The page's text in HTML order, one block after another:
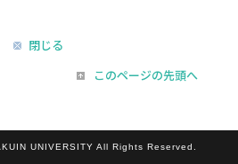
閉じる
このページの先頭へ
UNIVERSITY All Rights Reserved.